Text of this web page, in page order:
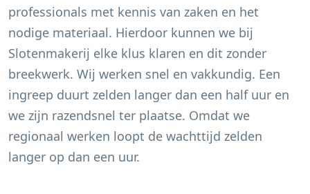
professionals met kennis van zaken en het
nodige materiaal. Hierdoor kunnen we bij
Slotenmakerij elke klus klaren en dit zonder
breekwerk. Wij werken snel en vakkundig. Een
ingreep duurt zelden langer dan een half uur en
we zijn razendsnel ter plaatse. Omdat we
regionaal werken loopt de wachttijd zelden
langer op dan een uur.